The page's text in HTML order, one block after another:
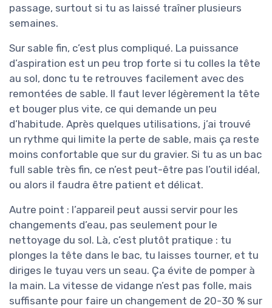
passage, surtout si tu as laissé traîner plusieurs
semaines.
Sur sable fin, c’est plus compliqué. La puissance
d’aspiration est un peu trop forte si tu colles la tête
au sol, donc tu te retrouves facilement avec des
remontées de sable. Il faut lever légèrement la tête
et bouger plus vite, ce qui demande un peu
d’habitude. Après quelques utilisations, j’ai trouvé
un rythme qui limite la perte de sable, mais ça reste
moins confortable que sur du gravier. Si tu as un bac
full sable très fin, ce n’est peut-être pas l’outil idéal,
ou alors il faudra être patient et délicat.
Autre point : l’appareil peut aussi servir pour les
changements d’eau, pas seulement pour le
nettoyage du sol. Là, c’est plutôt pratique : tu
plonges la tête dans le bac, tu laisses tourner, et tu
diriges le tuyau vers un seau. Ça évite de pomper à
la main. La vitesse de vidange n’est pas folle, mais
suffisante pour faire un changement de 20-30 % sur